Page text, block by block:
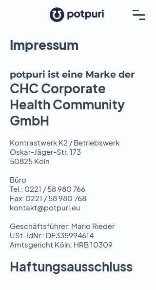
Impressum
potpuri ist eine Marke der
CHC Corporate
Health Community
GmbH
Kontrastwerk K2 / Betriebswerk
Oskar-Jäger-Str. 173
50825 Köln
Büro
Tel.: 0221 / 58 980 766
Fax: 0221 / 58 980 768
kontakt@potpuri.eu
Geschäftsführer: Mario Rieder
USt-IdNr.: DE335994614
Amtsgericht Köln: HRB 10309
Haftungsausschluss